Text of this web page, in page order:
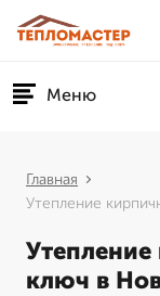
Меню
Главная
Утепление
ключ в